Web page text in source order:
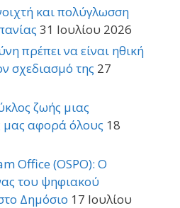
και πολύγλωσση
31 Ιουλίου 2026
πρέπει να είναι ηθική
σχεδιασμό της 27
ζωής μιας
μας αφορά όλους 18
Office (OSPO): Ο
του ψηφιακού
Δημόσιο 17 Ιουλίου